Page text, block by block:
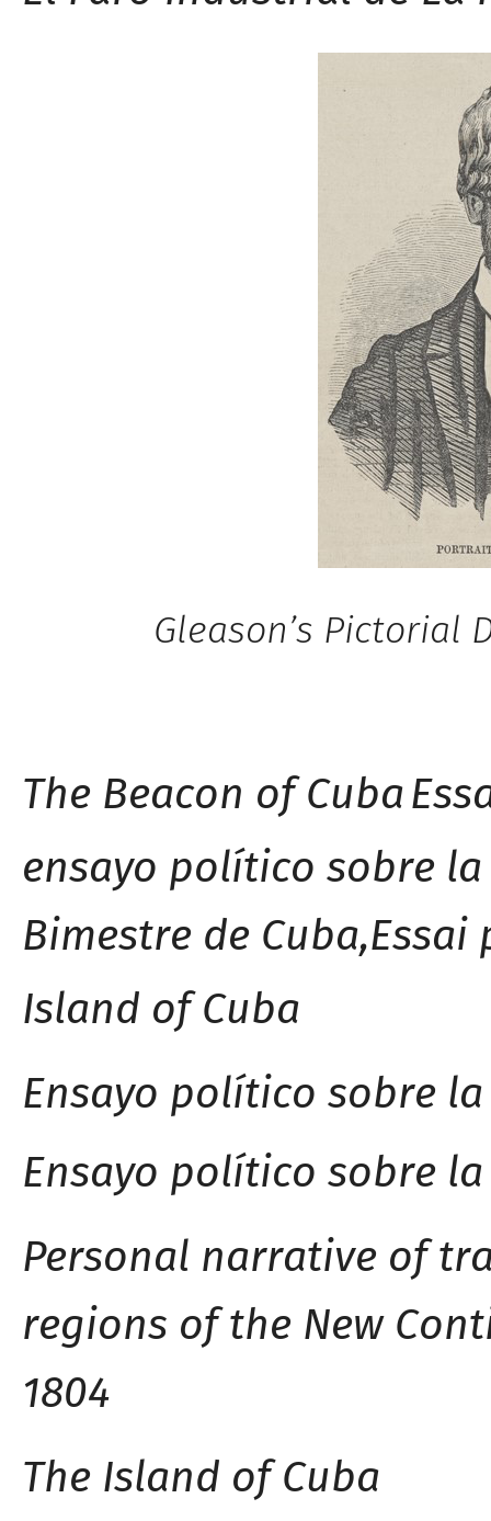
Gleason’s Pictorial
The Beacon of Cuba
ensayo político sobre la
Bimestre de Cuba,Essai
Island of Cuba
Ensayo político sobre
Ensayo político sobre
Personal narrative of
regions of the New
1804
The Island of Cuba